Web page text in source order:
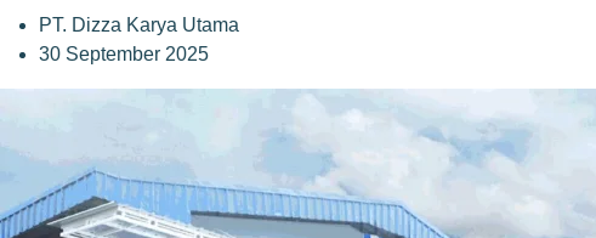
PT. Dizza Karya Utama
30 September 2025